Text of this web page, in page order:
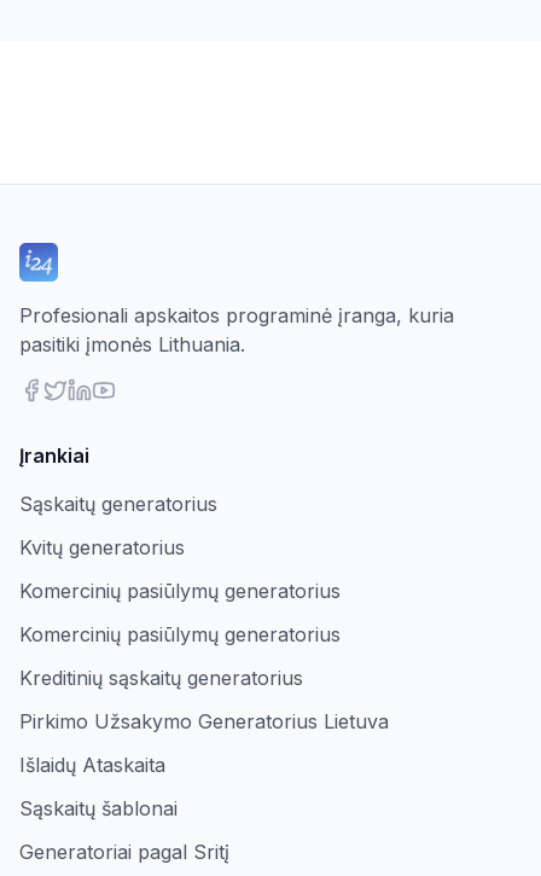
Profesionali apskaitos programinė įranga, kuria
pasitiki įmonės Lithuania.
Įrankiai
Sąskaitų generatorius
Kvitų generatorius
Komercinių pasiūlymų generatorius
Komercinių pasiūlymų generatorius
Kreditinių sąskaitų generatorius
Pirkimo Užsakymo Generatorius Lietuva
Išlaidų Ataskaita
Sąskaitų šablonai
Generatoriai pagal Sritį